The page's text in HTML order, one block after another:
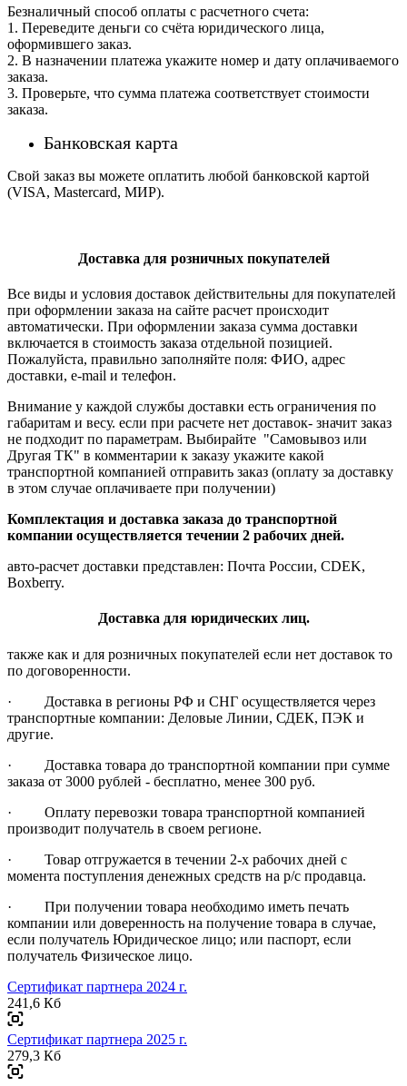
Безналичный способ оплаты с расчетного счета:
1. Переведите деньги со счёта юридического лица,
оформившего заказ.
2. В назначении платежа укажите номер и дату оплачиваемого
заказа.
3. Проверьте, что сумма платежа соответствует стоимости
заказа.
Банковская карта
Свой заказ вы можете оплатить любой банковской картой
(VISA, Mastercard, МИР).
Доставка для розничных покупателей
Все виды и условия доставок действительны для покупателей
при оформлении заказа на сайте расчет происходит
автоматически. При оформлении заказа сумма доставки
включается в стоимость заказа отдельной позицией.
Пожалуйста, правильно заполняйте поля: ФИО, адрес
доставки, e-mail и телефон.
Внимание у каждой службы доставки есть ограничения по
габаритам и весу. если при расчете нет доставок- значит заказ
не подходит по параметрам. Выбирайте "Самовывоз или
Другая ТК" в комментарии к заказу укажите какой
транспортной компанией отправить заказ (оплату за доставку
в этом случае оплачиваете при получении)
Комплектация и доставка заказа до транспортной
компании осуществляется течении 2 рабочих дней.
авто-расчет доставки представлен: Почта России, CDEK,
Boxberry.
Доставка для юридических лиц.
также как и для розничных покупателей если нет доставок то
по договоренности.
· Доставка в регионы РФ и СНГ осуществляется через
транспортные компании: Деловые Линии, СДЕК, ПЭК и
другие.
· Доставка товара до транспортной компании при сумме
заказа от 3000 рублей - бесплатно, менее 300 руб.
· Оплату перевозки товара транспортной компанией
производит получатель в своем регионе.
· Товар отгружается в течении 2-х рабочих дней с
момента поступления денежных средств на р/с продавца.
· При получении товара необходимо иметь печать
компании или доверенность на получение товара в случае,
если получатель Юридическое лицо; или паспорт, если
получатель Физическое лицо.
Сертификат партнера 2024 г.
241,6 Кб
Сертификат партнера 2025 г.
279,3 Кб